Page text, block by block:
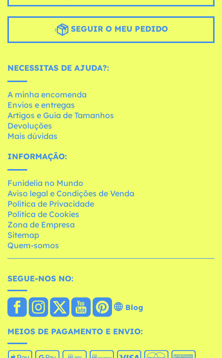
SEGUIR O MEU PEDIDO
NECESSITAS DE AJUDA?:
A minha encomenda
Envios e entregas
Artigos e Guia de Tamanhos
Devoluções
Mais dúvidas
INFORMAÇÃO:
Funidelia no Mundo
Aviso legal e Condições de Venda
Política de Privacidade
Política de Cookies
Zona de Empresa
Sitemap
Quem-somos
SEGUE-NOS NO:
Blog
MEIOS DE PAGAMENTO E ENVIO: